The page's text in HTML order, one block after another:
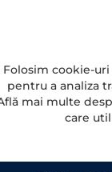
Folosim cookie-
pentru a analiza
mai multe
care